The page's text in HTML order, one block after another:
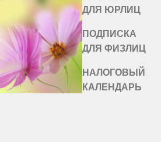
ДЛЯ ЮРЛИЦ
ПОДПИСКА
ДЛЯ ФИЗЛИЦ
НАЛОГОВЫЙ
КАЛЕНДАРЬ